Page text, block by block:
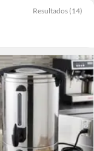
Resultados (14)